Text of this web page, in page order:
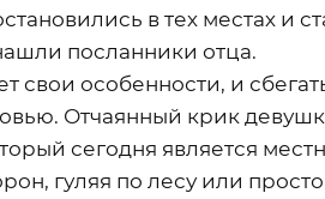
в тех местах и
посланники отца.
свои особенности, и
Отчаянный крик
сегодня является
гуляя по лесу или